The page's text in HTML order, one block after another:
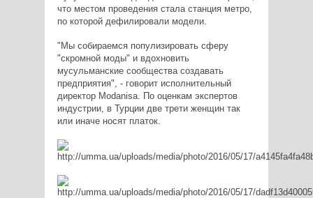
что местом проведения стала станция метро,
по которой дефилировали модели.
"Мы собираемся популизировать сферу
"скромной моды" и вдохновить
мусульманские сообщества создавать
предприятия", - говорит исполнительный
директор Modanisa. По оценкам экспертов
индустрии, в Турции две трети женщин так
или иначе носят платок.